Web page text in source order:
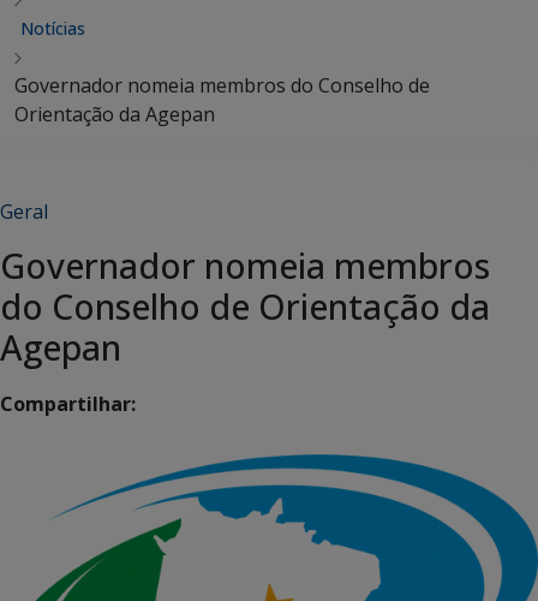
Notícias
Governador nomeia membros do Conselho de
Orientação da Agepan
Geral
Governador nomeia membros
do Conselho de Orientação da
Agepan
Compartilhar: